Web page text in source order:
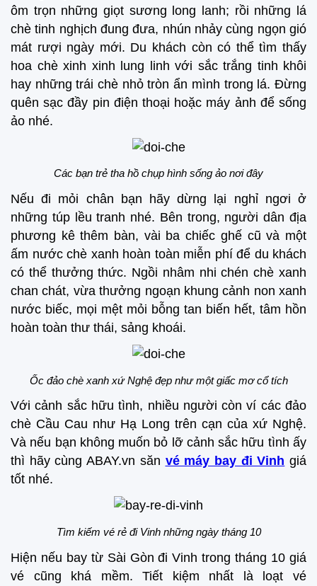
ôm trọn những giọt sương long lanh; rồi những lá
chè tinh nghịch đung đưa, nhún nhảy cùng ngọn gió
mát rượi ngày mới. Du khách còn có thể tìm thấy
hoa chè xinh xinh lung linh với sắc trắng tinh khôi
hay những trái chè nhỏ tròn ẩn mình trong lá. Đừng
quên sạc đầy pin điện thoại hoặc máy ảnh để sống
ảo nhé.
Các bạn trẻ tha hồ chụp hình sống ảo nơi đây
Nếu đi mỏi chân bạn hãy dừng lại nghỉ ngơi ở
những túp lều tranh nhé. Bên trong, người dân địa
phương kê thêm bàn, vài ba chiếc ghế cũ và một
ấm nước chè xanh hoàn toàn miễn phí để du khách
có thể thưởng thức. Ngồi nhâm nhi chén chè xanh
chan chát, vừa thưởng ngoạn khung cảnh non xanh
nước biếc, mọi mệt mỏi bỗng tan biến hết, tâm hồn
hoàn toàn thư thái, sảng khoái.
Ốc đảo chè xanh xứ Nghệ đẹp như một giấc mơ cổ tích
Với cảnh sắc hữu tình, nhiều người còn ví các đảo
chè Cầu Cau như Hạ Long trên cạn của xứ Nghệ.
Và nếu bạn không muốn bỏ lỡ cảnh sắc hữu tình ấy
thì hãy cùng ABAY.vn săn vé máy bay đi Vinh giá
tốt nhé.
Tìm kiếm vé rẻ đi Vinh những ngày tháng 10
Hiện nếu bay từ Sài Gòn đi Vinh trong tháng 10 giá
vé cũng khá mềm. Tiết kiệm nhất là loạt vé